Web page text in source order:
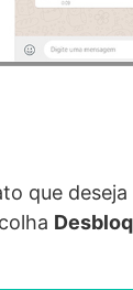
que deseja